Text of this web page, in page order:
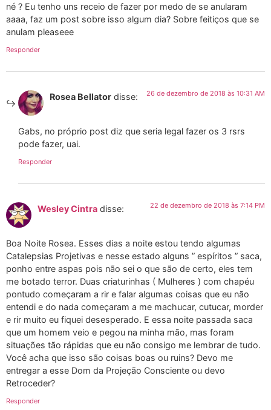
né ? Eu tenho uns receio de fazer por medo de se anularam
aaaa, faz um post sobre isso algum dia? Sobre feitiços que se
anulam pleaseee
Responder
Rosea Bellator disse: 26 de dezembro de 2018 às 10:31 AM
Gabs, no próprio post diz que seria legal fazer os 3 rsrs
pode fazer, uai.
Responder
Wesley Cintra disse: 22 de dezembro de 2018 às 7:14 PM
Boa Noite Rosea. Esses dias a noite estou tendo algumas
Catalepsias Projetivas e nesse estado alguns ” espíritos ” saca,
ponho entre aspas pois não sei o que são de certo, eles tem
me botado terror. Duas criaturinhas ( Mulheres ) com chapéu
pontudo começaram a rir e falar algumas coisas que eu não
entendi e do nada começaram a me machucar, cutucar, morder
e rir muito eu fiquei desesperado. E essa noite passada saca
que um homem veio e pegou na minha mão, mas foram
situações tão rápidas que eu não consigo me lembrar de tudo.
Você acha que isso são coisas boas ou ruins? Devo me
entregar a esse Dom da Projeção Consciente ou devo
Retroceder?
Responder